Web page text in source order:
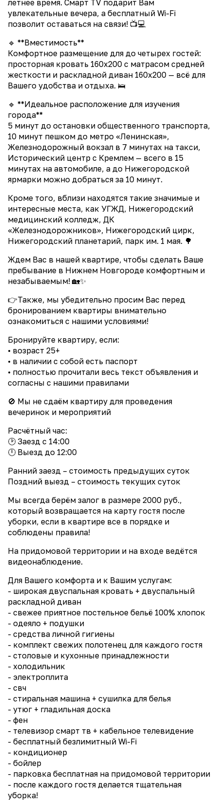
летнее время. Смарт TV подарит Вам
увлекательные вечера, а бесплатный Wi-Fi
позволит оставаться на связи! 📺💻
🔹 **Вместимость**
Комфортное размещение для до четырех гостей:
просторная кровать 160х200 с матрасом средней
жесткости и раскладной диван 160х200 — всё для
Вашего удобства и отдыха. 🛌
🔹 **Идеальное расположение для изучения
города**
5 минут до остановки общественного транспорта,
10 минут пешком до метро «Ленинская»,
Железнодорожный вокзал в 7 минутах на такси,
Исторический центр с Кремлем — всего в 15
минутах на автомобиле, а до Нижегородской
ярмарки можно добраться за 10 минут.
Кроме того, вблизи находятся такие значимые и
интересные места, как УГЖД, Нижегородский
медицинский колледж, ДК
«Железнодорожников», Нижегородский цирк,
Нижегородский планетарий, парк им. 1 мая. 🌳
Ждем Вас в нашей квартире, чтобы сделать Ваше
пребывание в Нижнем Новгороде комфортным и
незабываемым! 🏡✨
👉Также, мы убедительно просим Вас перед
бронированием квартиры внимательно
ознакомиться с нашими условиями!
Бронируйте квартиру, если:
• возраст 25+
• в наличии с собой есть паспорт
• полностью прочитали весь текст объявления и
согласны с нашими правилами
🚫 Мы не сдаём квартиру для проведения
вечеринок и мероприятий
Расчётный час:
🕑 Заезд с 14:00
🕛 Выезд до 12:00
Ранний заезд – стоимость предыдущих суток
Поздний выезд – стоимость текущих суток
Мы всегда берём залог в размере 2000 руб.,
который возвращается на карту гостя после
уборки, если в квартире все в порядке и
соблюдены правила!
На придомовой территории и на входе ведётся
видеонаблюдение.
Для Вашего комфорта и к Вашим услугам:
- широкая двуспальная кровать + двуспальный
раскладной диван
- свежее приятное постельное бельё 100% хлопок
- одеяло + подушки
- средства личной гигиены
- комплект свежих полотенец для каждого гостя
- столовые и кухонные принадлежности
- холодильник
- электроплита
- свч
- стиральная машина + сушилка для белья
- утюг + гладильная доска
- фен
- телевизор смарт тв + кабельное телевидение
- бесплатный безлимитный Wi-Fi
- кондиционер
- бойлер
- парковка бесплатная на придомовой территории
- после каждого гостя делается тщательная
уборка!